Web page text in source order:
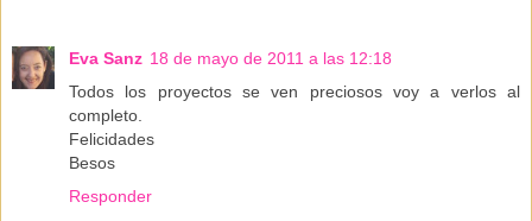
Eva Sanz 18 de mayo de 2011 a las 12:18
Todos los proyectos se ven preciosos voy a verlos al
completo.
Felicidades
Besos
Responder